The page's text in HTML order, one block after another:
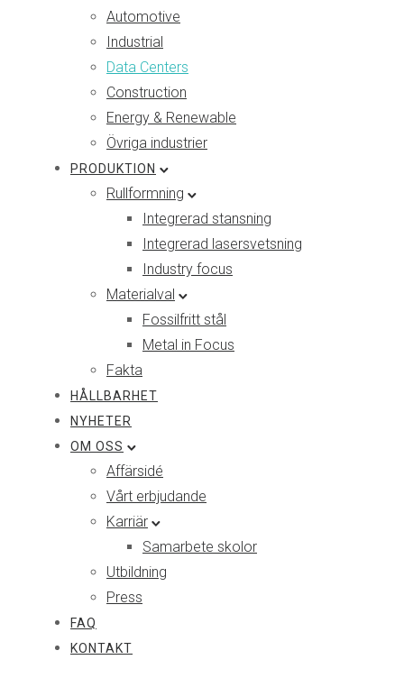
Automotive
Industrial
Data Centers
Construction
Energy & Renewable
Övriga industrier
PRODUKTION
Rullformning
Integrerad stansning
Integrerad lasersvetsning
Industry focus
Materialval
Fossilfritt stål
Metal in Focus
Fakta
HÅLLBARHET
NYHETER
OM OSS
Affärsidé
Vårt erbjudande
Karriär
Samarbete skolor
Utbildning
Press
FAQ
KONTAKT